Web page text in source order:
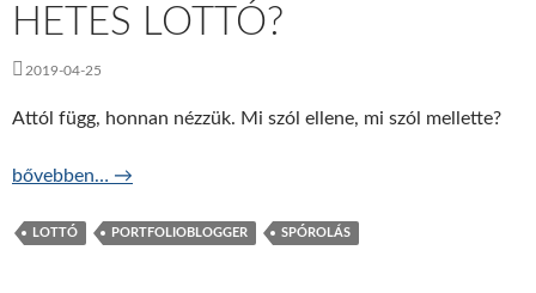
HETES LOTTÓ?
2019-04-25
Attól függ, honnan nézzük. Mi szól ellene, mi szól mellette?
Kidobott pénz-e az 5 hetes lottó?
bővebben… →
LOTTÓ PORTFOLIOBLOGGER SPÓROLÁS